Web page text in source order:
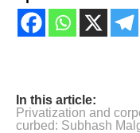
In this article:
Privatization and
curbed: Subhash